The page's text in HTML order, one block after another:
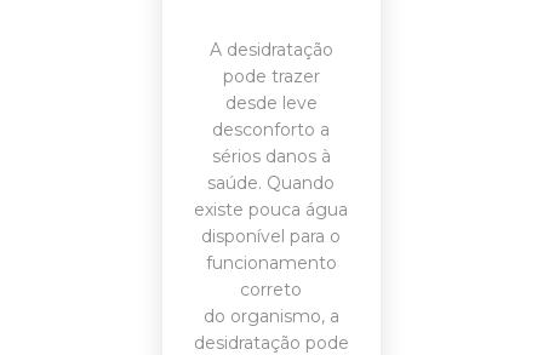
A desidratação
pode trazer
desde leve
desconforto a
sérios danos à
saúde. Quando
existe pouca água
disponível para o
funcionamento
correto
do organismo, a
desidratação pode